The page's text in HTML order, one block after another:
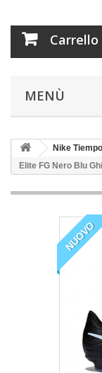
Carrello
MENÙ
Nike
Elite FG Nero Blu
NUOVO